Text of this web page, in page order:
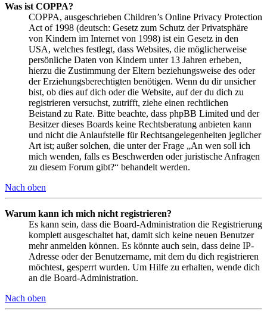
Was ist COPPA?
COPPA, ausgeschrieben Children’s Online Privacy Protection
Act of 1998 (deutsch: Gesetz zum Schutz der Privatsphäre
von Kindern im Internet von 1998) ist ein Gesetz in den
USA, welches festlegt, dass Websites, die möglicherweise
persönliche Daten von Kindern unter 13 Jahren erheben,
hierzu die Zustimmung der Eltern beziehungsweise des oder
der Erziehungsberechtigten benötigen. Wenn du dir unsicher
bist, ob dies auf dich oder die Website, auf der du dich zu
registrieren versuchst, zutrifft, ziehe einen rechtlichen
Beistand zu Rate. Bitte beachte, dass phpBB Limited und der
Besitzer dieses Boards keine Rechtsberatung anbieten kann
und nicht die Anlaufstelle für Rechtsangelegenheiten jeglicher
Art ist; außer solchen, die unter der Frage „An wen soll ich
mich wenden, falls es Beschwerden oder juristische Anfragen
zu diesem Forum gibt?“ behandelt werden.
Nach oben
Warum kann ich mich nicht registrieren?
Es kann sein, dass die Board-Administration die Registrierung
komplett ausgeschaltet hat, damit sich keine neuen Benutzer
mehr anmelden können. Es könnte auch sein, dass deine IP-
Adresse oder der Benutzername, mit dem du dich registrieren
möchtest, gesperrt wurden. Um Hilfe zu erhalten, wende dich
an die Board-Administration.
Nach oben